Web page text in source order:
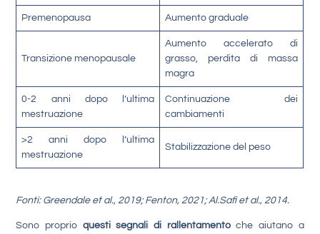
Premenopausa Aumento graduale
Transizione menopausale
Aumento accelerato di
grasso, perdita di massa
magra
0-2 anni dopo l’ultima
mestruazione
Continuazione dei
cambiamenti
>2 anni dopo l’ultima
mestruazione
Stabilizzazione del peso
Fonti: Greendale et al., 2019; Fenton, 2021; Al.Safi et al., 2014.
Sono proprio questi segnali di rallentamentoche aiutano a